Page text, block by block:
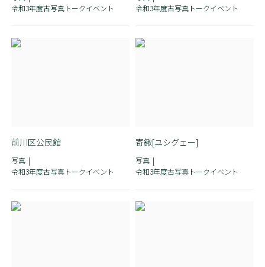
令和3年度古写真トークイベント
令和3年度古写真トークイベント
前川区公民館
写真
令和3年度古写真トークイベント
寄鍬[ユシグェー]
写真
令和3年度古写真トークイベント